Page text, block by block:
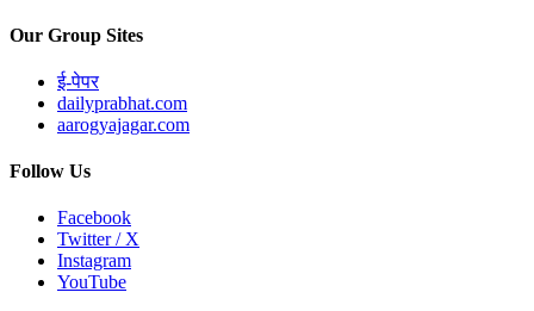
Our Group Sites
ई-पेपर
dailyprabhat.com
aarogyajagar.com
Follow Us
Facebook
Twitter / X
Instagram
YouTube